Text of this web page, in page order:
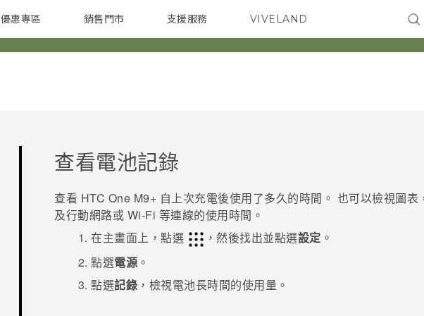
智慧型手機 配件
優惠專區
焦點訊息 校園專案 企業採購
銷售門市
銷售通路 支援服務 VIVELAND
查看電池記錄
查看 HTC One M9+ 自上次充電後使用了多久的時間。 也可以檢視圖
及行動網路或 Wi-Fi 等連線的使用時間。
在主畫面上，點選 ，然後找出並點選設定 。
點選電源 。
點選記錄 ，檢視電池長時間的使用量。